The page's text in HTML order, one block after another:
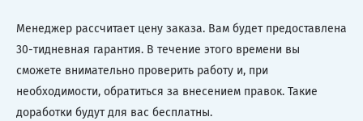
Менеджер рассчитает цену заказа. Вам будет предоставлена
30-тидневная гарантия. В течение этого времени вы
сможете внимательно проверить работу и, при
необходимости, обратиться за внесением правок. Такие
доработки будут для вас бесплатны.